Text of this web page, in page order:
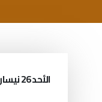
الأحد 26 نيسان 2015